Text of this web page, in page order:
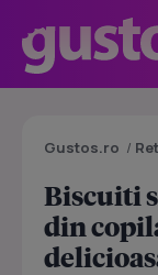
Gustos.ro /
Biscuiti
din